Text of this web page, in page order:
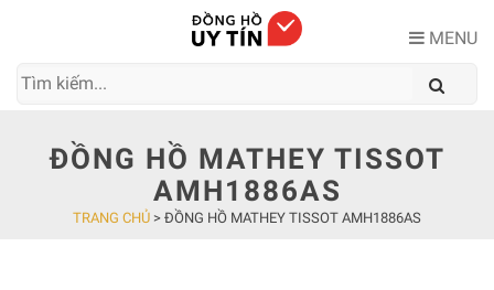
MENU
ĐỒNG HỒ MATHEY TISSOT
AMH1886AS
TRANG CHỦ > ĐỒNG HỒ MATHEY TISSOT AMH1886AS